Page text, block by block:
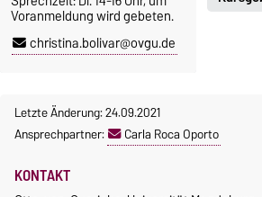
Voranmeldung wird gebeten.
christina.bolivar@ovgu.de
Oktober
Letzte Änderung: 24.09.2021
Ansprechpartner:
Carla Roca Oporto
KONTAKT